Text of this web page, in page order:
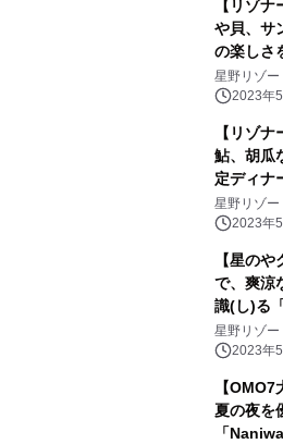
【リゾ
や貝、サ
の楽しさ
トリエ」
日〜9月
星野リゾー
2023年
【リゾ
鮎、胡瓜
定ディナ
ニング「
NASU(ナ
2023年6
星野リゾー
2023年
【星の
で、爽涼
識(し)る
森林散策
ーグァン)
在プロ
日〜8月
星野リゾー
2023年
【
夏の夜を
「